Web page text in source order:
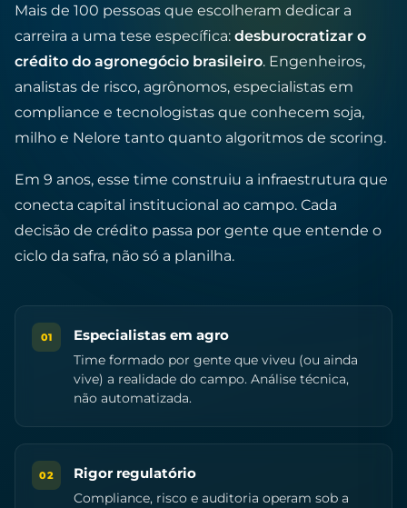
Mais de 100 pessoas que escolheram dedicar a
carreira a uma tese específica: desburocratizar o
crédito do agronegócio brasileiro. Engenheiros,
analistas de risco, agrônomos, especialistas em
compliance e tecnologistas que conhecem soja,
milho e Nelore tanto quanto algoritmos de scoring.
Em 9 anos, esse time construiu a infraestrutura que
conecta capital institucional ao campo. Cada
decisão de crédito passa por gente que entende o
ciclo da safra, não só a planilha.
01 Especialistas em agro
Time formado por gente que viveu (ou ainda
vive) a realidade do campo. Análise técnica,
não automatizada.
02 Rigor regulatório
Compliance, risco e auditoria operam sob a